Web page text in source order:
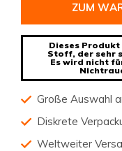
ZUM
Dieses
Stoff, der sehr
Es wird nicht
Große Auswahl
Diskrete
Weltweiter